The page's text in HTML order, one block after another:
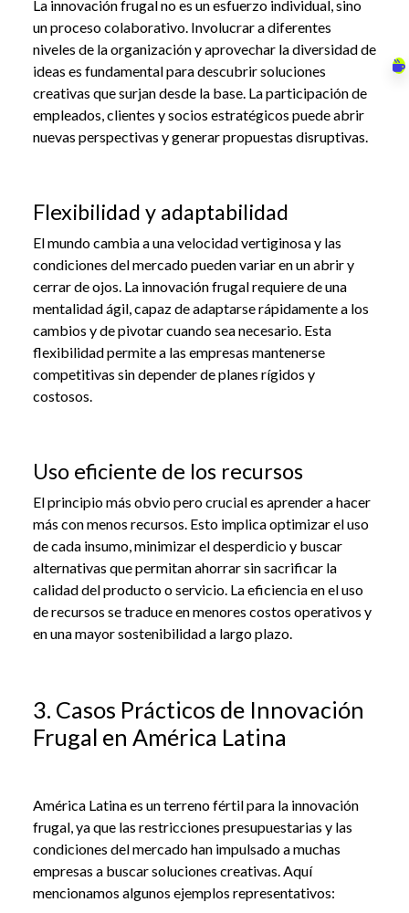
La innovación frugal no es un esfuerzo individual, sino
un proceso colaborativo. Involucrar a diferentes
niveles de la organización y aprovechar la diversidad de
ideas es fundamental para descubrir soluciones
creativas que surjan desde la base. La participación de
empleados, clientes y socios estratégicos puede abrir
nuevas perspectivas y generar propuestas disruptivas.
Flexibilidad y adaptabilidad
El mundo cambia a una velocidad vertiginosa y las
condiciones del mercado pueden variar en un abrir y
cerrar de ojos. La innovación frugal requiere de una
mentalidad ágil, capaz de adaptarse rápidamente a los
cambios y de pivotar cuando sea necesario. Esta
flexibilidad permite a las empresas mantenerse
competitivas sin depender de planes rígidos y
costosos.
Uso eficiente de los recursos
El principio más obvio pero crucial es aprender a hacer
más con menos recursos. Esto implica optimizar el uso
de cada insumo, minimizar el desperdicio y buscar
alternativas que permitan ahorrar sin sacrificar la
calidad del producto o servicio. La eficiencia en el uso
de recursos se traduce en menores costos operativos y
en una mayor sostenibilidad a largo plazo.
3. Casos Prácticos de Innovación
Frugal en América Latina
América Latina es un terreno fértil para la innovación
frugal, ya que las restricciones presupuestarias y las
condiciones del mercado han impulsado a muchas
empresas a buscar soluciones creativas. Aquí
mencionamos algunos ejemplos representativos: